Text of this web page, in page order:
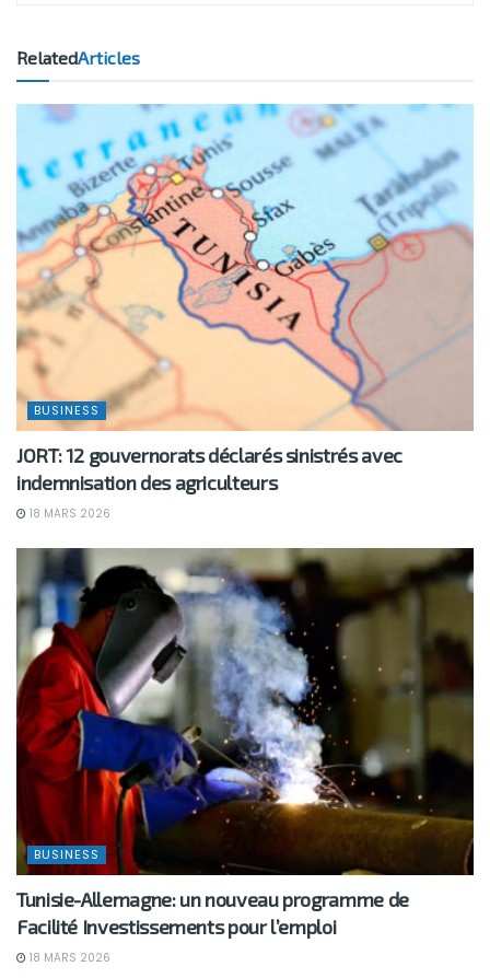
RelatedArticles
BUSINESS
JORT: 12 gouvernorats déclarés sinistrés avec
indemnisation des agriculteurs
18 MARS 2026
BUSINESS
Tunisie-Allemagne: un nouveau programme de
Facilité Investissements pour l’emploi
18 MARS 2026